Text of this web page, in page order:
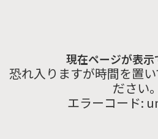
現在ページが表示
恐れ入りますが時間を置
ださい。
エラーコード: